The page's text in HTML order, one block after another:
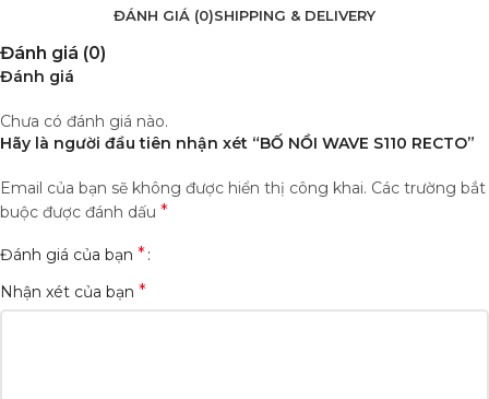
ĐÁNH GIÁ (0)SHIPPING & DELIVERY
Đánh giá (0)
Đánh giá
Chưa có đánh giá nào.
Hãy là người đầu tiên nhận xét “BỐ NỒI WAVE S110 RECTO”
Email của bạn sẽ không được hiển thị công khai. Các trường bắt
buộc được đánh dấu *
Đánh giá của bạn *
Nhận xét của bạn *